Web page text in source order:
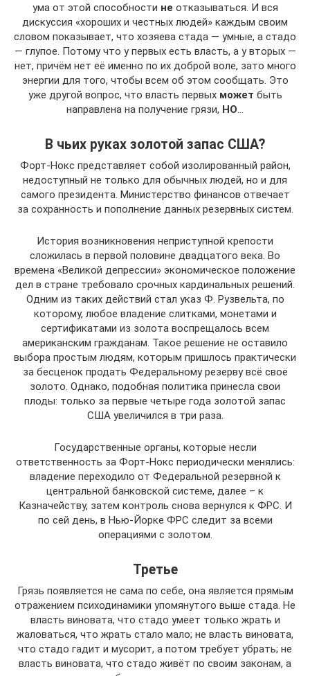
ума от этой способности не отказываться. И вся
дискуссия «хороших и честных людей» каждым своим
словом показывает, что хозяева стада — умные, а стадо
— глупое. Потому что у первых есть власть, а у вторых —
нет, причём нет её именно по их доброй воле, зато много
энергии для того, чтобы всем об этом сообщать. Это
уже другой вопрос, что власть первых может быть
направлена на получение грязи, НО…
В чьих руках золотой запас США?
Форт-Нокс представляет собой изолированный район,
недоступный не только для обычных людей, но и для
самого президента. Министерство финансов отвечает
за сохранность и пополнение данных резервных систем.
История возникновения неприступной крепости
сложилась в первой половине двадцатого века. Во
времена «Великой депрессии» экономическое положение
дел в стране требовало срочных кардинальных решений.
Одним из таких действий стал указ Ф. Рузвельта, по
которому, любое владение слитками, монетами и
сертификатами из золота воспрещалось всем
американским гражданам. Такое решение не оставило
выбора простым людям, которым пришлось практически
за бесценок продать Федеральному резерву всё своё
золото. Однако, подобная политика принесла свои
плоды: только за первые четыре года золотой запас
США увеличился в три раза.
Государственные органы, которые несли
ответственность за Форт-Нокс периодически менялись:
владение переходило от Федеральной резервной к
центральной банковской системе, далее – к
Казначейству, затем контроль снова вернулся к ФРС. И
по сей день, в Нью-Йорке ФРС следит за всеми
операциями с золотом.
Третье
Грязь появляется не сама по себе, она является прямым
отражением психодинамики упомянутого выше стада. Не
власть виновата, что стадо умеет только жрать и
жаловаться, что жрать стало мало; не власть виновата,
что стадо гадит и мусорит, а потом требует убрать; не
власть виновата, что стадо живёт по своим законам, а